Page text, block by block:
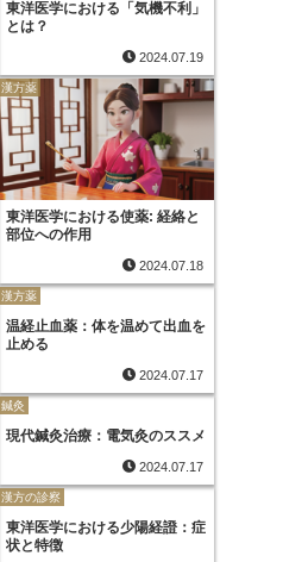
東洋医学における「気機不利」
とは？
2024.07.19
漢方薬
東洋医学における使薬: 経絡と
部位への作用
2024.07.18
漢方薬
温経止血薬：体を温めて出血を
止める
2024.07.17
鍼灸
現代鍼灸治療：電気灸のススメ
2024.07.17
漢方の診察
東洋医学における少陽経證：症
状と特徴